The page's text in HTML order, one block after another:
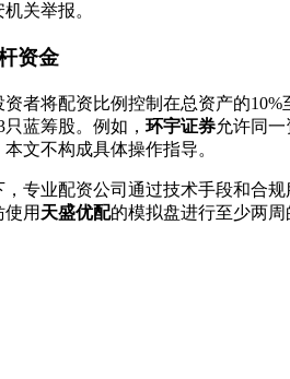
关举报。
资金
者将配资比例控制在总资产的10%
蓝筹股。例如， 环宇证券允许同
文不构成具体操作指导。
，专业配资公司通过技术手段和合
用 天盛优配的模拟盘进行至少两周